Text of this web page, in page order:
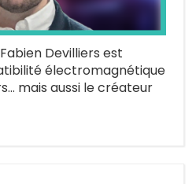
Devilliers est
électromagnétique
mais aussi le créateur